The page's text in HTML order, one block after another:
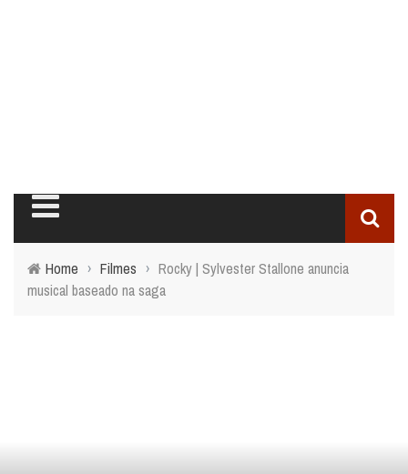
Home › Filmes › Rocky | Sylvester Stallone anuncia
musical baseado na saga